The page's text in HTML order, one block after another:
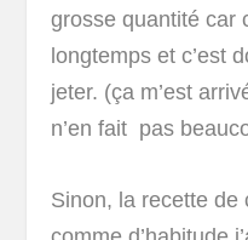
grosse quantité car
longtemps et c’est
jeter. (ça m’est
n’en fait pas
Sinon, la recette de